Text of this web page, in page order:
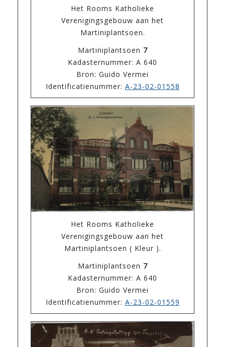
Het Rooms Katholieke
Verenigingsgebouw aan het
Martiniplantsoen.
Martiniplantsoen 7
Kadasternummer: A 640
Bron: Guido Vermei
Identificatienummer: A-23-02-01558
Het Rooms Katholieke
Verenigingsgebouw aan het
Martiniplantsoen ( Kleur ).
Martiniplantsoen 7
Kadasternummer: A 640
Bron: Guido Vermei
Identificatienummer: A-23-02-01559